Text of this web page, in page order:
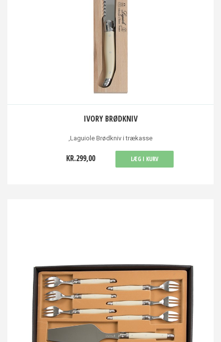
IVORY BRØDKNIV
,Laguiole Brødkniv i trækasse
KR.299,00 LÆG I KURV